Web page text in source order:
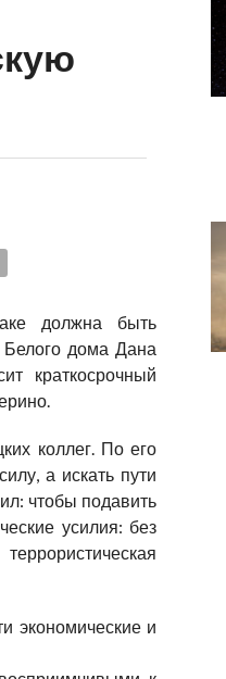
должна быть
Белого дома Дана
краткосрочный
коллег. По его
а искать пути
чтобы подавить
усилия: без
экономические и